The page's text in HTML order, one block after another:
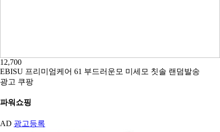
12,700
EBISU 프리미엄케어 61 부드러운모 미세모 칫솔 랜덤발송
광고 쿠팡
파워쇼핑
AD 광고등록